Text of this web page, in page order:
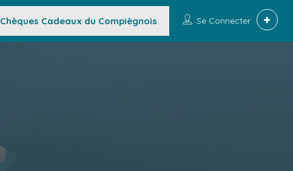
Se Connecter
Chèques Cadeaux du Compiègnois